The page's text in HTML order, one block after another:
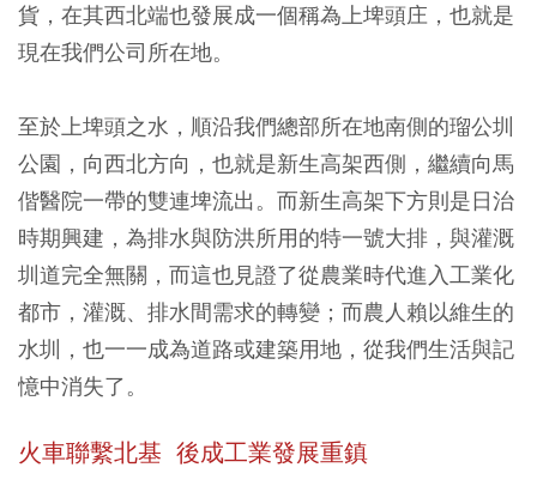
貨，在其西北端也發展成一個稱為上埤頭庄，也就是
現在我們公司所在地。
至於上埤頭之水，順沿我們總部所在地南側的瑠公圳
公園，向西北方向，也就是新生高架西側，繼續向馬
偕醫院一帶的雙連埤流出。而新生高架下方則是日治
時期興建，為排水與防洪所用的特一號大排，與灌溉
圳道完全無關，而這也見證了從農業時代進入工業化
都市，灌溉、排水間需求的轉變；而農人賴以維生的
水圳，也一一成為道路或建築用地，從我們生活與記
憶中消失了。
火車聯繫北基 後成工業發展重鎮